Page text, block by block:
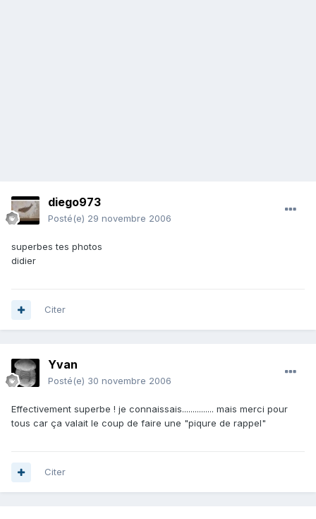
diego973
Posté(e) 29 novembre 2006
superbes tes photos
didier
Citer
Yvan
Posté(e) 30 novembre 2006
Effectivement superbe ! je connaissais............... mais merci pour
tous car ça valait le coup de faire une "piqure de rappel"
Citer